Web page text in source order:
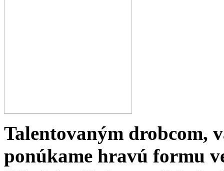
Talentovaným drobcom,
ponúkame hravú formu